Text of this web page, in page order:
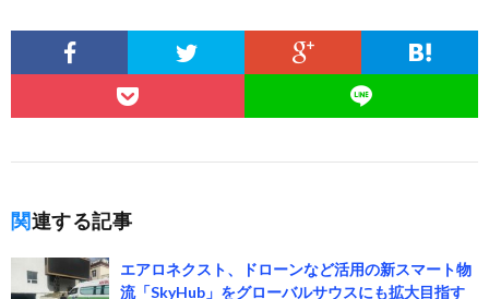
関連する記事
エアロネクスト、ドローンなど活用の新スマート物
流「SkyHub」をグローバルサウスにも拡大目指す